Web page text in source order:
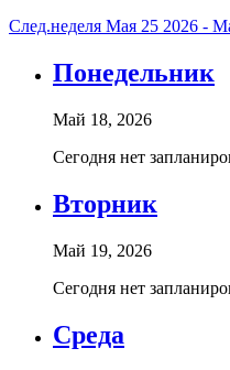
След.неделя Мая 25 2026 -
Понедельник
Май 18, 2026
Сегодня нет
Вторник
Май 19, 2026
Сегодня нет
Среда